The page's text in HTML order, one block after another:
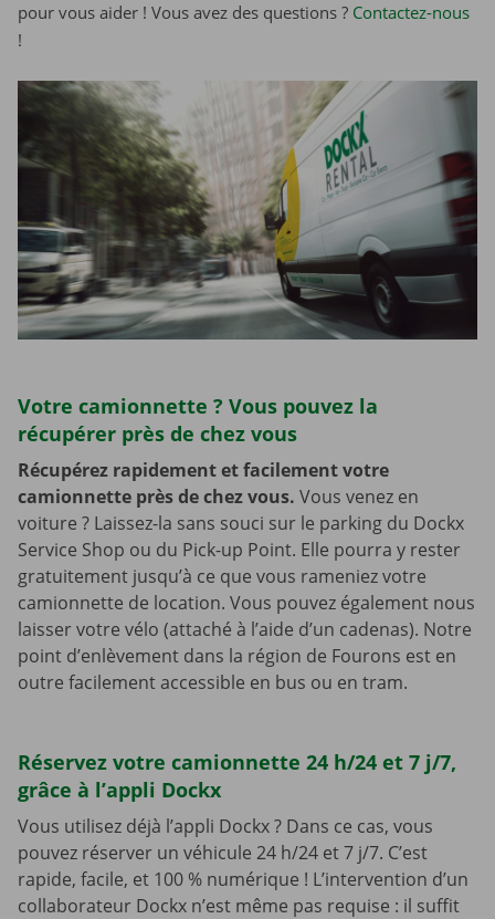
pour vous aider ! Vous avez des questions ? Contactez-nous
!
Votre camionnette ? Vous pouvez la
récupérer près de chez vous
Récupérez rapidement et facilement votre
camionnette près de chez vous. Vous venez en
voiture ? Laissez-la sans souci sur le parking du Dockx
Service Shop ou du Pick-up Point. Elle pourra y rester
gratuitement jusqu’à ce que vous rameniez votre
camionnette de location. Vous pouvez également nous
laisser votre vélo (attaché à l’aide d’un cadenas). Notre
point d’enlèvement dans la région de Fourons est en
outre facilement accessible en bus ou en tram.
Réservez votre camionnette 24 h/24 et 7 j/7,
grâce à l’appli Dockx
Vous utilisez déjà l’appli Dockx ? Dans ce cas, vous
pouvez réserver un véhicule 24 h/24 et 7 j/7. C’est
rapide, facile, et 100 % numérique ! L’intervention d’un
collaborateur Dockx n’est même pas requise : il suffit